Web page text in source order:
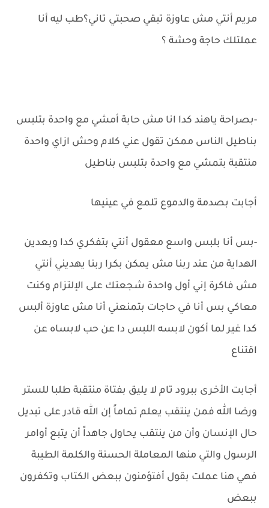
مريم أنتي مش عاوزة تبقي صحبتي تاني؟طب ليه أنا
عملتلك حاجة وحشة ؟
-بصراحة ياهند كدا انا مش حابة أمشي مع واحدة بتلبس
بناطيل الناس ممكن تقول عني كلام وحش ازاي واحدة
منتقبة بتمشي مع واحدة بتلبس بناطيل
أجابت بصدمة والدموع تلمع في عينيها
-بس أنا بلبس واسع معقول أنتي بتفكري كدا وبعدين
الهداية من عند ربنا مش يمكن بكرا ربنا يهديني أنتي
مش فاكرة إني أول واحدة شجعتك على الإلتزام وكنت
معاكي بس أنا في حاجات بتمنعني أنا مش عاوزة ألبس
كدا غير لما أكون لابسه اللبس دا عن حب لابساه عن
اقتناع
أجابت الأخرى ببرود تام لا يليق بفتاة منتقبة طلبا للستر
ورضا الله فمن ينتقب يعلم تماماً إن الله قادر على تبديل
حال الإنسان وأن من ينتقب يحاول جاهداً أن يتبع أوامر
الرسول والتي منها المعاملة الحسنة والكلمة الطيبة
فهي هنا عملت بقول أفتؤمنون ببعض الكتاب وتكفرون
ببعض